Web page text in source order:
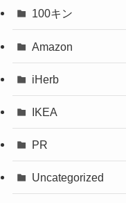
100キン
Amazon
iHerb
IKEA
PR
Uncategorized